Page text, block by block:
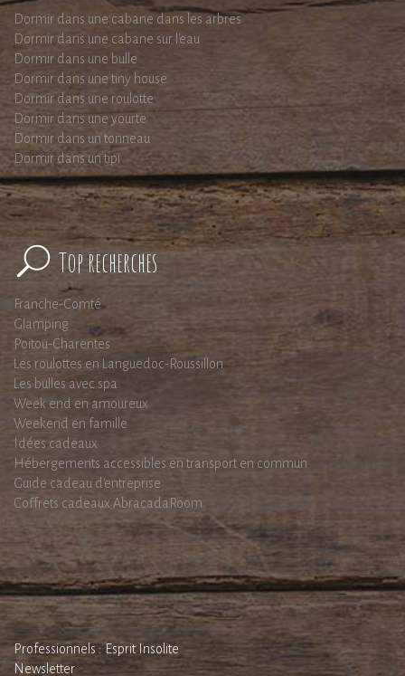
Dormir dans une cabane dans les arbres
Dormir dans une cabane sur l'eau
Dormir dans une bulle
Dormir dans une tiny house
Dormir dans une roulotte
Dormir dans une yourte
Dormir dans un tonneau
Dormir dans un tipi
Top recherches
Franche-Comté
Glamping
Poitou-Charentes
Les roulottes en Languedoc-Roussillon
Les bulles avec spa
Week end en amoureux
Weekend en famille
Idées cadeaux
Hébergements accessibles en transport en commun
Guide cadeau d'entreprise
Coffrets cadeaux AbracadaRoom
Professionnels : Esprit Insolite
Newsletter